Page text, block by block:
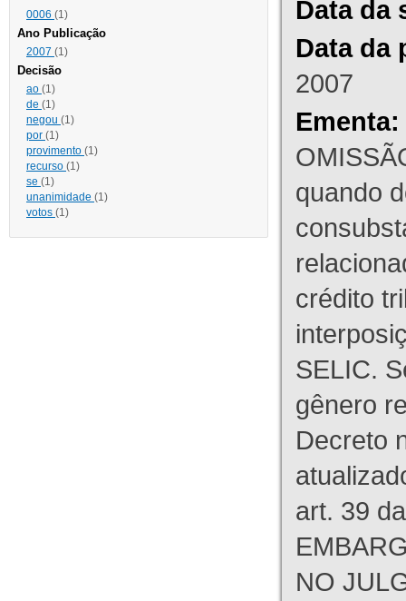
0006 (1)
Ano Publicação
2007 (1)
Decisão
ao (1)
de (1)
negou (1)
por (1)
provimento (1)
recurso (1)
se (1)
unanimidade (1)
votos (1)
Data da
Data da
2007
Ementa:
quando
crédito
SELIC.
gênero
Decreto
art. 39
NO